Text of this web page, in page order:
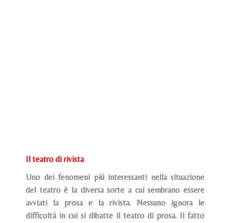
Il teatro di rivista
Uno dei fenomeni più interessanti nella situazione
del teatro è la diversa sorte a cui sembrano essere
avviati la prosa e la rivista. Nessuno ignora le
difficoltà in cui si dibatte iI teatro di prosa. Il fatto